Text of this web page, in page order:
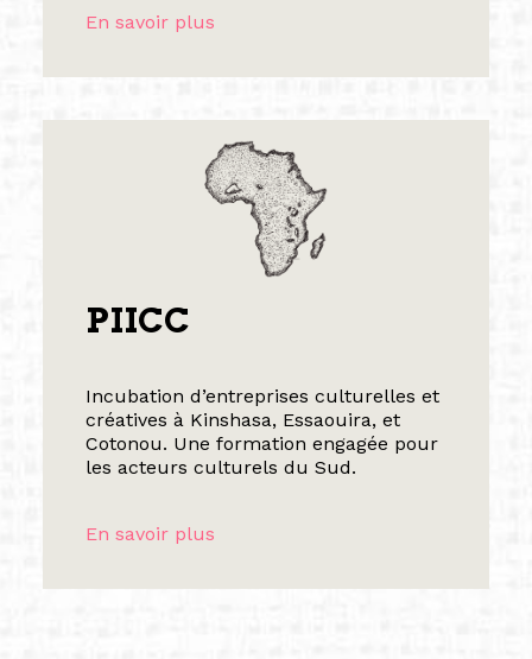
En savoir plus
PIICC
Incubation d’entreprises culturelles et
créatives à Kinshasa, Essaouira, et
Cotonou. Une formation engagée pour
les acteurs culturels du Sud.
En savoir plus